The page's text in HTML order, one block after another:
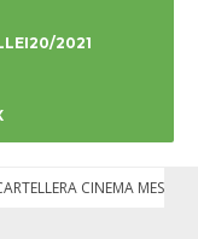
2021
CINEMA MES